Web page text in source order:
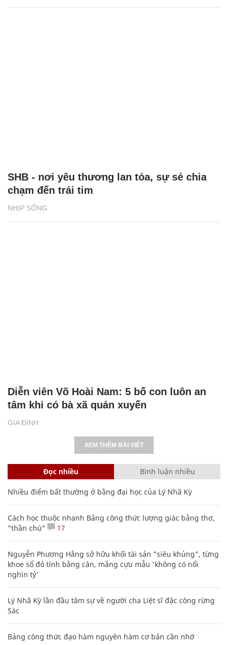
NHỊP SỐNG
SHB - nơi yêu thương lan tỏa, sự sẻ chia
chạm đến trái tim
GIA ĐÌNH
Diễn viên Võ Hoài Nam: 5 bố con luôn an
tâm khi có bà xã quán xuyến
XEM THÊM BÀI VIẾT
Đọc nhiều Bình luận nhiều
Nhiều điểm bất thường ở bằng đại học của Lý Nhã Kỳ
Cách học thuộc nhanh Bảng công thức lượng giác bằng thơ,
"thần chú"
17
Nguyễn Phương Hằng sở hữu khối tài sản "siêu khủng", từng
khoe sổ đỏ tính bằng cân, mắng cựu mẫu 'không có nổi
nghìn tỷ'
Lý Nhã Kỳ lần đầu tâm sự về người cha Liệt sĩ đặc công rừng
Sác
Bảng công thức đạo hàm nguyên hàm cơ bản cần nhớ